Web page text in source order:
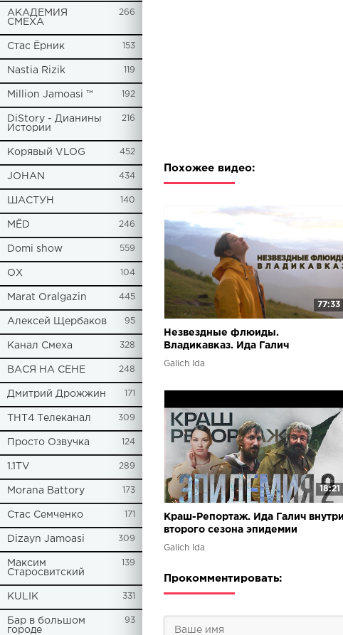
АКАДЕМИЯ
СМЕХА
266
Стас Ёрник 153
Nastia Rizik 119
Million Jamoasi ™ 192
DiStory - Дианины
Истории
216
Корявый VLOG 452
JOHAN 434
ШАСТУН 140
МЁD 246
Domi show 559
ОХ 104
Marat Oralgazin 445
Алексей Щербаков 95
Канал Смеха 328
ВАСЯ НА СЕНЕ 248
Дмитрий Дрожжин 171
ТНТ4 Телеканал 309
Просто Озвучка 124
1.1TV 289
Morana Battory 173
Стас Семченко 171
Dizayn Jamoasi 309
Максим
Старосвитский
139
KULIK 331
Бар в большом
городе
93
Похожее видео:
77:33
Незвездные флюиды.
Владикавказ. Ида Галич
Galich Ida
18:21
Краш-Репортаж. Ида Галич внутри
второго сезона эпидемии
Galich Ida
Прокомментировать: